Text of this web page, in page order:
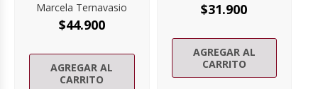
Marcela Ternavasio
$44.900
AGREGAR AL
CARRITO
$31.900
AGREGAR AL
CARRITO